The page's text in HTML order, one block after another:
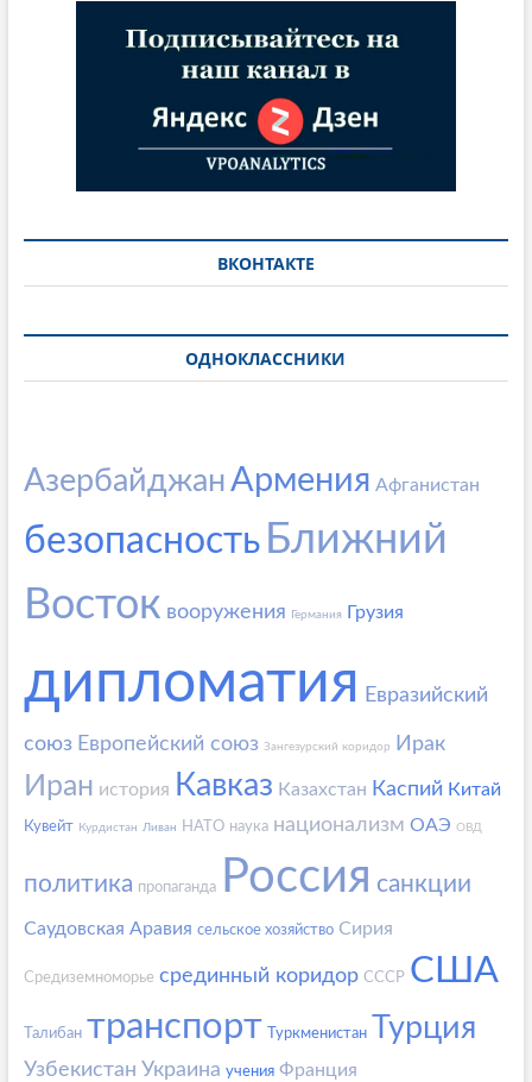
ВКОНТАКТЕ
ОДНОКЛАССНИКИ
АзербайджанАрмения Афганистан
безопасность Ближний
Восток вооружения Германия Грузия
дипломатия Евразийский
союз Европейский союз Зангезурский коридор Ирак
Иран история Кавказ Казахстан Каспий Китай
Кувейт Курдистан Ливан НАТО наука национализм ОАЭ ОВД
политика пропаганда Россия санкции
Саудовская Аравия сельское хозяйство Сирия
Средиземноморье срединный коридор СССР США
Талибан транспорт Туркменистан Турция
Узбекистан Украина учения Франция